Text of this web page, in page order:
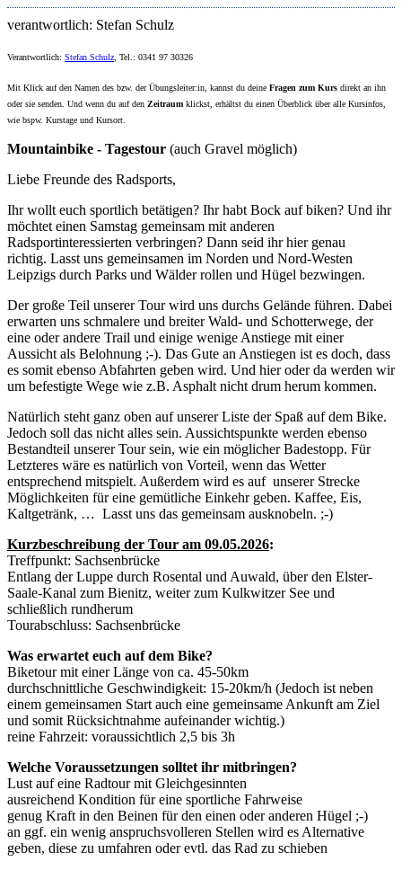
verantwortlich: Stefan Schulz
Verantwortlich: Stefan Schulz , Tel.: 0341 97 30326
Mit Klick auf den Namen des bzw. der Übungsleiter:in, kannst du deine Fragen zum Kurs direkt an ihn
oder sie senden. Und wenn du auf den Zeitraum klickst, erhältst du einen Überblick über alle Kursinfos,
wie bspw. Kurstage und Kursort.
Mountainbike - Tagestour (auch Gravel möglich)
Liebe Freunde des Radsports,
Ihr wollt euch sportlich betätigen? Ihr habt Bock auf biken? Und ihr
möchtet einen Samstag gemeinsam mit anderen
Radsportinteressierten verbringen? Dann seid ihr hier genau
richtig. Lasst uns gemeinsamen im Norden und Nord-Westen
Leipzigs durch Parks und Wälder rollen und Hügel bezwingen.
Der große Teil unserer Tour wird uns durchs Gelände führen. Dabei
erwarten uns schmalere und breiter Wald- und Schotterwege, der
eine oder andere Trail und einige wenige Anstiege mit einer
Aussicht als Belohnung ;-). Das Gute an Anstiegen ist es doch, dass
es somit ebenso Abfahrten geben wird. Und hier oder da werden wir
um befestigte Wege wie z.B. Asphalt nicht drum herum kommen.
Natürlich steht ganz oben auf unserer Liste der Spaß auf dem Bike.
Jedoch soll das nicht alles sein. Aussichtspunkte werden ebenso
Bestandteil unserer Tour sein, wie ein möglicher Badestopp. Für
Letzteres wäre es natürlich von Vorteil, wenn das Wetter
entsprechend mitspielt. Außerdem wird es auf unserer Strecke
Möglichkeiten für eine gemütliche Einkehr geben. Kaffee, Eis,
Kaltgetränk, … Lasst uns das gemeinsam ausknobeln. ;-)
Kurzbeschreibung der Tour am 09.05.2026:
Treffpunkt: Sachsenbrücke
Entlang der Luppe durch Rosental und Auwald, über den Elster-
Saale-Kanal zum Bienitz, weiter zum Kulkwitzer See und
schließlich rundherum
Tourabschluss: Sachsenbrücke
Was erwartet euch auf dem Bike?
Biketour mit einer Länge von ca. 45-50km
durchschnittliche Geschwindigkeit: 15-20km/h (Jedoch ist neben
einem gemeinsamen Start auch eine gemeinsame Ankunft am Ziel
und somit Rücksichtnahme aufeinander wichtig.)
reine Fahrzeit: voraussichtlich 2,5 bis 3h
Welche Voraussetzungen solltet ihr mitbringen?
Lust auf eine Radtour mit Gleichgesinnten
ausreichend Kondition für eine sportliche Fahrweise
genug Kraft in den Beinen für den einen oder anderen Hügel ;-)
an ggf. ein wenig anspruchsvolleren Stellen wird es Alternative
geben, diese zu umfahren oder evtl. das Rad zu schieben